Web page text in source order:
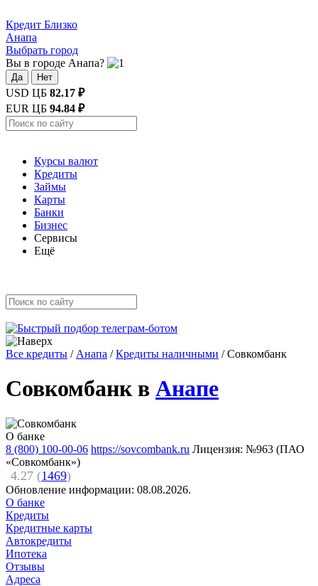
Кредит Близко
Анапа
Выбрать город
Вы в городе Анапа?
Да Нет
USD ЦБ 82.17 ₽
EUR ЦБ 94.84 ₽
Курсы валют
Кредиты
Займы
Карты
Банки
Бизнес
Сервисы
Ещё
Все кредиты / Анапа /Кредиты наличными /Совкомбанк
Совкомбанк в Анапе
О банке
8 (800) 100-00-06 https://sovcombank.ru Лицензия: №963 (ПАО
«Совкомбанк»)
4.27 (1469)
Обновление информации: 08.08.2026.
О банке
Кредиты
Кредитные карты
Автокредиты
Ипотека
Отзывы
Адреса